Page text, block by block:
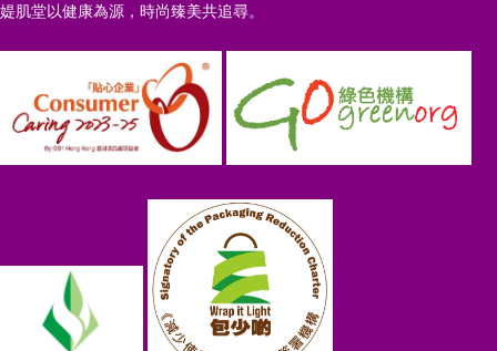
媞肌堂以健康為源，時尚臻美共追尋。